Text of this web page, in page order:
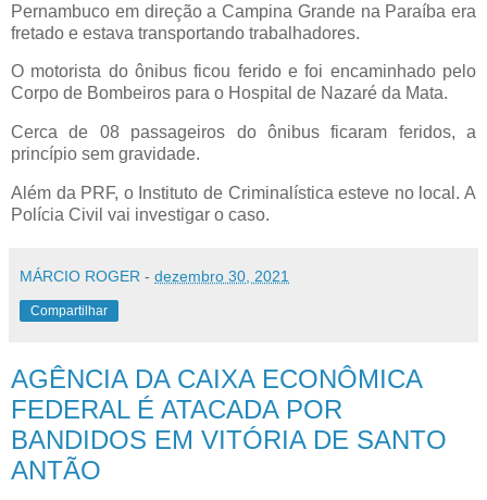
Pernambuco em direção a Campina Grande na Paraíba era
fretado e estava transportando trabalhadores.
O motorista do ônibus ficou ferido e foi encaminhado pelo
Corpo de Bombeiros para o Hospital de Nazaré da Mata.
Cerca de 08 passageiros do ônibus ficaram feridos, a
princípio sem gravidade.
Além da PRF, o Instituto de Criminalística esteve no local. A
Polícia Civil vai investigar o caso.
MÁRCIO ROGER - dezembro 30, 2021
Compartilhar
AGÊNCIA DA CAIXA ECONÔMICA
FEDERAL É ATACADA POR
BANDIDOS EM VITÓRIA DE SANTO
ANTÃO